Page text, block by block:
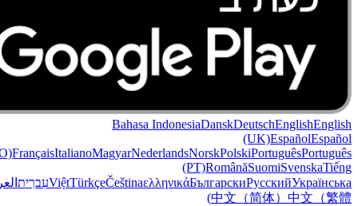
Bahasa IndonesiaDanskDeutschEnglishEnglish
(UK)EspañolEspañol
FrançaisItalianoMagyarNederlandsNorskPolskiPortuguêsPortuguês
(PT)RomânăSuomiSvenskaTiếng
ViệtTürkçeČeštinaελληνικάБългарскиРусскийУкраїнська עִברִית
中文（简体） 中文（繁體)